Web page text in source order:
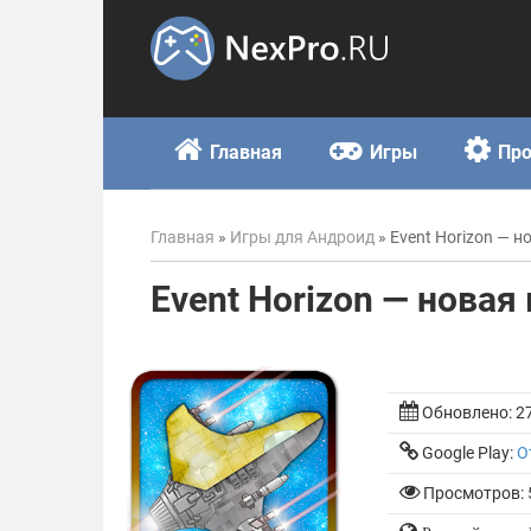
Главная Игры
Главная » Игры для Андроид » Event Horizon —
Event Horizon —
Обновлено:
Google Play:
Просмотров: